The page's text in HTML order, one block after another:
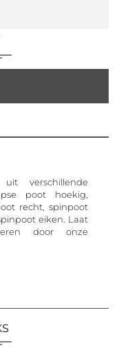
verschillende
poot hoekig,
recht, spinpoot
eiken. Laat
door onze